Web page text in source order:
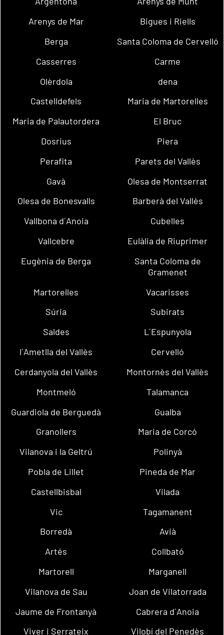
Arenys de Mar
Bigues i Riells
Berga
Santa Coloma de Cervelló
Casserres
Carme
Olèrdola
dena
Castelldefels
Maria de Martorelles
Maria de Palautordera
El Bruc
Dosrius
Piera
Perafita
Parets del Vallès
Gavà
Olesa de Montserrat
Olesa de Bonesvalls
Barberà del Vallès
Vallbona d´Anoia
Cubelles
Vallcebre
Eulàlia de Riuprimer
Eugènia de Berga
Santa Coloma de
Gramenet
Martorelles
Vacarisses
Súria
Subirats
Saldes
L´Espunyola
l´Ametlla del Vallès
Cervelló
Cerdanyola del Vallès
Montornès del Vallès
Montmeló
Talamanca
Guardiola de Berguedà
Gualba
Granollers
Maria de Corcó
Vilanova i la Geltrú
Polinyà
Pobla de Lillet
Pineda de Mar
Castellbisbal
Vilada
Vic
Tagamanent
Borredà
Avià
Artés
Collbató
Martorell
Marganell
Vilanova de Sau
Joan de Vilatorrada
Jaume de Frontanyà
Cabrera d´Anoia
Viver i Serrateix
Vilobí del Penedès